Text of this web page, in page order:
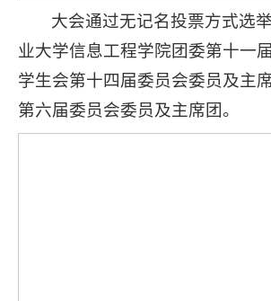
大会通过无记名投票方式选
业大学信息工程学院团委第十一
学生会第十四届委员会委员及主
第六届委员会委员及主席团。